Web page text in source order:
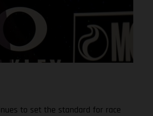
to set the standard for race